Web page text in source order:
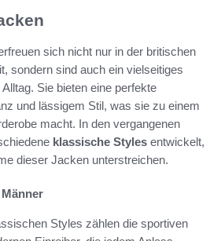
sich nicht nur in der britischen
sondern sind auch ein vielseitiges
Sie bieten eine perfekte
und lässigem Stil, was sie zu einem
macht. In den vergangenen
klassische Styles entwickelt,
dieser Jacken unterstreichen.
Styles zählen die sportiven